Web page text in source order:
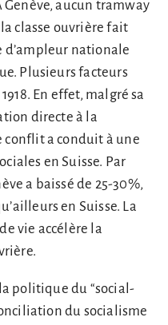
aucun tramway
classe ouvrière fait
d’ampleur nationale
Plusieurs facteurs
En effet, malgré sa
directe à la
conflit a conduit à une
en Suisse. Par
a baissé de 25-30%,
en Suisse. La
vie accélère la
politique du “social-
du socialisme